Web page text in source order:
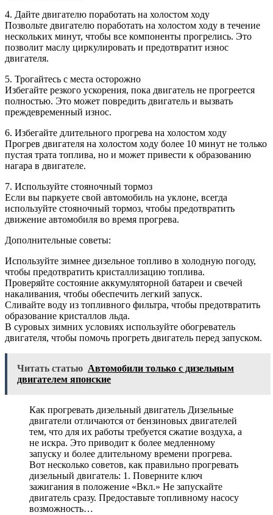
4. Дайте двигателю поработать на холостом ходу
Позвольте двигателю поработать на холостом ходу в течение
нескольких минут, чтобы все компоненты прогрелись. Это
позволит маслу циркулировать и предотвратит износ
двигателя.
5. Трогайтесь с места осторожно
Избегайте резкого ускорения, пока двигатель не прогреется
полностью. Это может повредить двигатель и вызвать
преждевременный износ.
6. Избегайте длительного прогрева на холостом ходу
Прогрев двигателя на холостом ходу более 10 минут не только
пустая трата топлива, но и может привести к образованию
нагара в двигателе.
7. Используйте стояночный тормоз
Если вы паркуете свой автомобиль на уклоне, всегда
используйте стояночный тормоз, чтобы предотвратить
движение автомобиля во время прогрева.
Дополнительные советы:
Используйте зимнее дизельное топливо в холодную погоду,
чтобы предотвратить кристаллизацию топлива.
Проверяйте состояние аккумуляторной батареи и свечей
накаливания, чтобы обеспечить легкий запуск.
Сливайте воду из топливного фильтра, чтобы предотвратить
образование кристаллов льда.
В суровых зимних условиях используйте обогреватель
двигателя, чтобы помочь прогреть двигатель перед запуском.
Читать статью Автомобили только с дизельным
двигателем японские
Как прогревать дизельный двигатель Дизельные
двигатели отличаются от бензиновых двигателей
тем, что для их работы требуется сжатие воздуха, а
не искра. Это приводит к более медленному
запуску и более длительному времени прогрева.
Вот несколько советов, как правильно прогревать
дизельный двигатель: 1. Поверните ключ
зажигания в положение «Вкл.» Не запускайте
двигатель сразу. Предоставьте топливному насосу
возможность…